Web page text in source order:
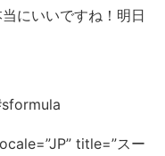
にいいですね！明日
title=”スー